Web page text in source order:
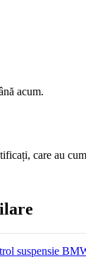
acum.
care au